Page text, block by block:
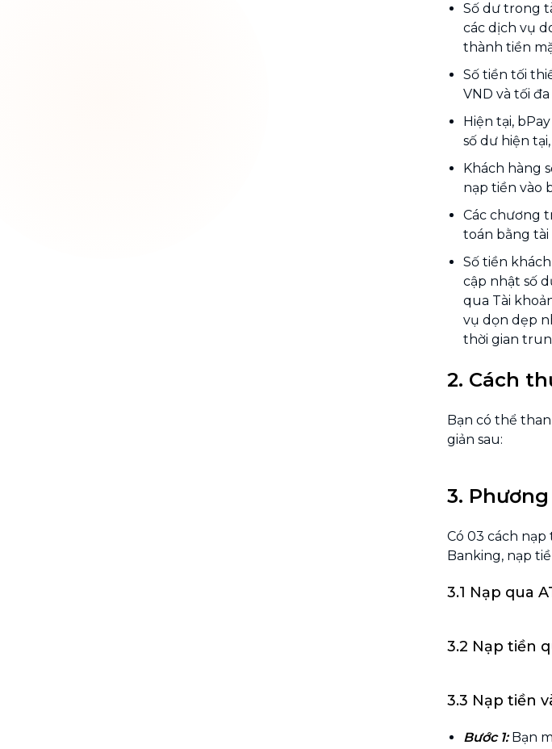
Số dư trong
các dịch vụ
thành tiền
Số tiền tối
VND và tối
Hiện tại,
số dư hiện
Khách hàng
nạp tiền vào
Các chương
toán bằng tài
Số tiền
cập nhật số
qua Tài
vụ dọn dẹp
thời gian
2. Cách
Bạn có thể
giản sau:
3.
Có 03 cách nạp
Banking, nạp
3.1 Nạp qua
3.2 Nạp tiền
3.3 Nạp tiền
Bước 1:Bạn